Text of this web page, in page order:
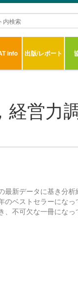
info 出版/レポート
経営力
新データに基き分析
のベストセラーになっ
不可欠な一冊になっ